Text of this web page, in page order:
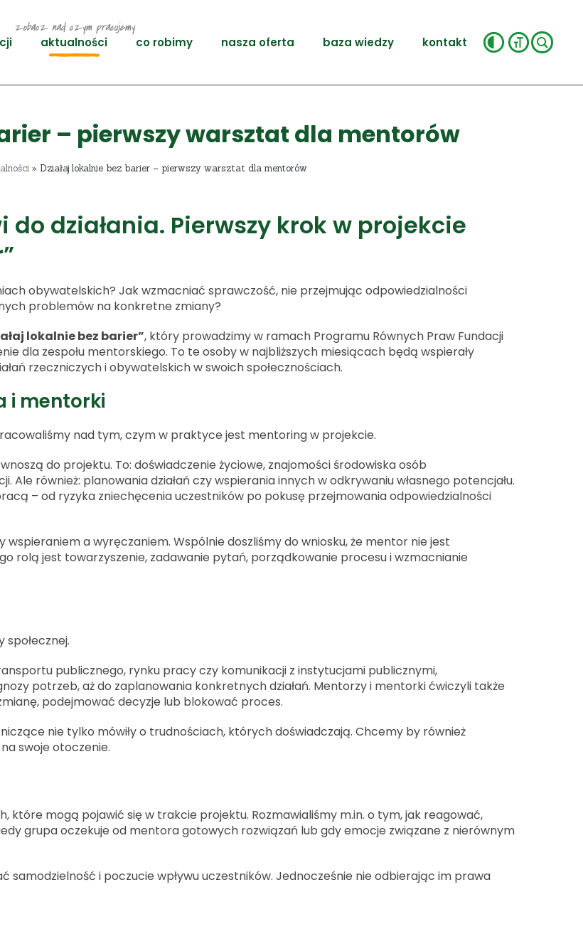
aktualności
zobacz nad czym pracujemy
co robimy nasza oferta baza wiedzy kontakt
– pierwszy warsztat dla mentorów
» Działaj lokalnie bez barier – pierwszy warsztat dla mentorów
działania. Pierwszy krok w projekcie
obywatelskich? Jak wzmacniać sprawczość, nie przejmując odpowiedzialności
problemów na konkretne zmiany?
lokalnie bez barier”, który prowadzimy w ramach Programu Równych Praw Fundacji
dla zespołu mentorskiego. To te osoby w najbliższych miesiącach będą wspierały
rzeczniczych i obywatelskich w swoich społecznościach.
i mentorki
nad tym, czym w praktyce jest mentoring w projekcie.
do projektu. To: doświadczenie życiowe, znajomości środowiska osób
Ale również: planowania działań czy wspierania innych w odkrywaniu własnego potencjału.
– od ryzyka zniechęcenia uczestników po pokusę przejmowania odpowiedzialności
a wyręczaniem. Wspólnie doszliśmy do wniosku, że mentor nie jest
rolą jest towarzyszenie, zadawanie pytań, porządkowanie procesu i wzmacnianie
publicznego, rynku pracy czy komunikacji z instytucjami publicznymi,
potrzeb, aż do zaplanowania konkretnych działań. Mentorzy i mentorki ćwiczyli także
podejmować decyzje lub blokować proces.
nie tylko mówiły o trudnościach, których doświadczają. Chcemy by również
swoje otoczenie.
które mogą pojawić się w trakcie projektu. Rozmawialiśmy m.in. o tym, jak reagować,
grupa oczekuje od mentora gotowych rozwiązań lub gdy emocje związane z nierównym
samodzielność i poczucie wpływu uczestników. Jednocześnie nie odbierając im prawa